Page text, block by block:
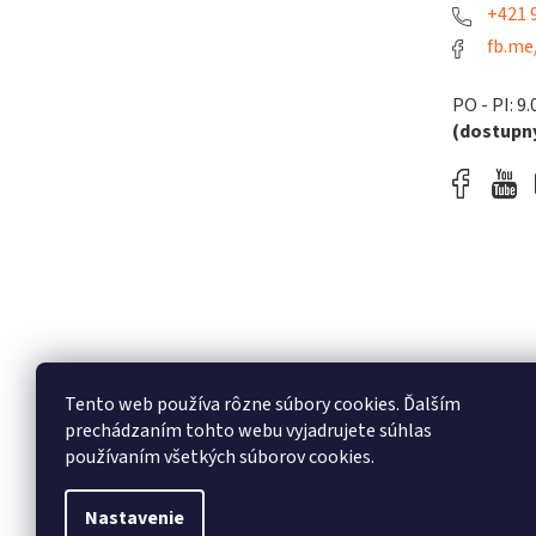
Tento web používa rôzne súbory cookies. Ďalším
prechádzaním tohto webu vyjadrujete súhlas
používaním všetkých súborov cookies.
Nastavenie
+421
PO - PI: